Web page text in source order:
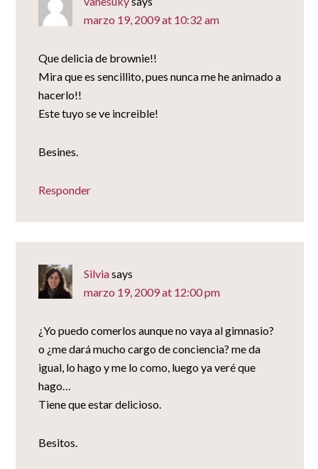
marzo 19, 2009 at 10:32 am
Que delicia de brownie!!
Mira que es sencillito, pues nunca me he animado a
hacerlo!!
Este tuyo se ve increible!
Besines.
Responder
Silviasays
marzo 19, 2009 at 12:00 pm
¿Yo puedo comerlos aunque no vaya al gimnasio?
o ¿me dará mucho cargo de conciencia? me da
igual, lo hago y me lo como, luego ya veré que
hago…
Tiene que estar delicioso.
Besitos.